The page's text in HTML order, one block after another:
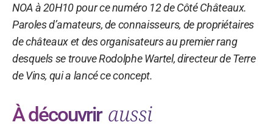
NOA à 20H10 pour ce numéro 12 de Côté Châteaux.
Paroles d’amateurs, de connaisseurs, de propriétaires
de châteaux et des organisateurs au premier rang
desquels se trouve Rodolphe Wartel, directeur de Terre
de Vins, qui a lancé ce concept.
À découvrir aussi